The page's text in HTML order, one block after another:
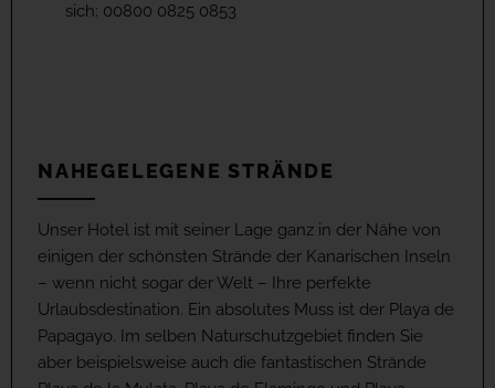
sich: 00800 0825 0853
NAHEGELEGENE STRÄNDE
Unser Hotel ist mit seiner Lage ganz in der Nähe von
einigen der schönsten Strände der Kanarischen Inseln
– wenn nicht sogar der Welt – Ihre perfekte
Urlaubsdestination. Ein absolutes Muss ist der Playa de
Papagayo. Im selben Naturschutzgebiet finden Sie
aber beispielsweise auch die fantastischen Strände